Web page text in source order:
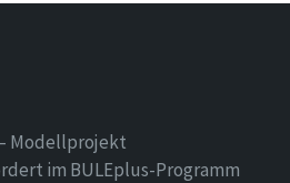
Modellprojekt
im BULEplus-Programm